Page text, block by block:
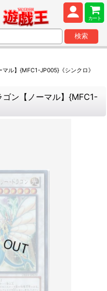
カート
検索
ル】{MFC1-JP005}《シンクロ》
ン【ノーマル】{MFC1-